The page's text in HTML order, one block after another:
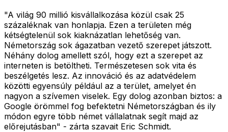
"A világ 90 millió kisvállalkozása közül csak 25
százaléknak van honlapja. Ezen a területen még
kétségtelenül sok kiaknázatlan lehetőség van.
Németország sok ágazatban vezető szerepet játszott.
Néhány dolog amellett szól, hogy ezt a szerepet az
interneten is betöltheti. Természetesen sok vita és
beszélgetés lesz. Az innováció és az adatvédelem
közötti egyensúly például az a terület, amelyet én
nagyon a szívemen viselek. Egy dolog azonban biztos: a
Google örömmel fog befektetni Németországban és ily
módon egyre több német vállalatnak segít majd az
előrejutásban" - zárta szavait Eric Schmidt.